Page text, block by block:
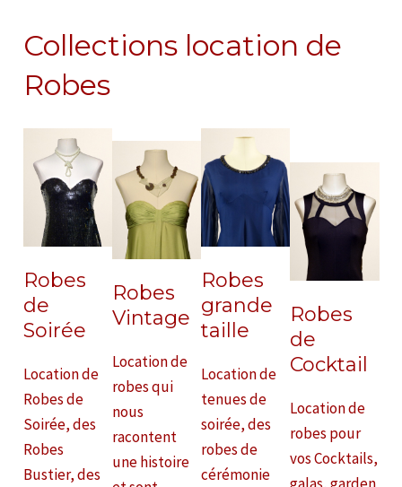
Collections location de
Robes
Robes
de
Soirée
Location de
Robes de
Soirée, des
Robes
Bustier, des
Robes
Vintage
Location de
robes qui
nous
racontent
une histoire
Robes
grande
taille
Location de
tenues de
soirée, des
robes de
cérémonie
Robes
de
Cocktail
Location de
robes pour
vos Cocktails,